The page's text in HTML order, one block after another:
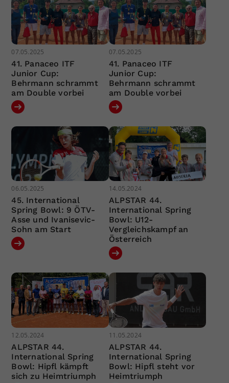
07.05.2025
41. Panaceo ITF
Junior Cup:
Behrmann schrammt
am Double vorbei
07.05.2025
41. Panaceo ITF
Junior Cup:
Behrmann schrammt
am Double vorbei
06.05.2025
45. International
Spring Bowl: 9 ÖTV-
Asse und Ivanisevic-
Sohn am Start
14.05.2024
ALPSTAR 44.
International Spring
Bowl: U12-
Vergleichskampf an
Österreich
12.05.2024
ALPSTAR 44.
International Spring
Bowl: Hipfl kämpft
sich zu Heimtriumph
11.05.2024
ALPSTAR 44.
International Spring
Bowl: Hipfl steht vor
Heimtriumph